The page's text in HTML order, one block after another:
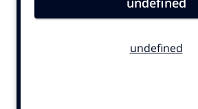
Carriere